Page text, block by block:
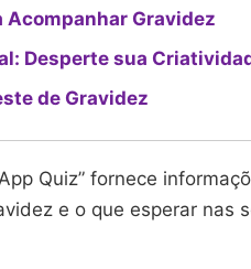
Gravidez
Desperte sua
de Gravidez
Quiz” fornece
e o que esperar nas